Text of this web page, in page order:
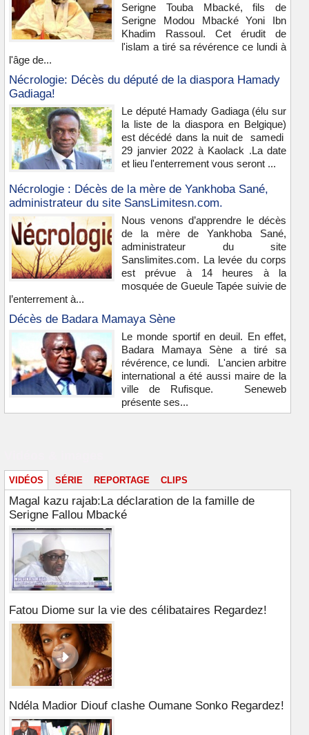
Serigne Touba Mbacké, fils de
Serigne Modou Mbacké Yoni Ibn
Khadim Rassoul. Cet érudit de
l'islam a tiré sa révérence ce lundi à
l'âge de...
Nécrologie: Décès du député de la diaspora Hamady
Gadiaga!
Le député Hamady Gadiaga (élu sur
la liste de la diaspora en Belgique)
est décédé dans la nuit de samedi
29 janvier 2022 à Kaolack .La date
et lieu l'enterrement vous seront ...
Nécrologie : Décès de la mère de Yankhoba Sané,
administrateur du site SansLimitesn.com.
Nous venons d’apprendre le décès
de la mère de Yankhoba Sané,
administrateur du site
Sanslimites.com. La levée du corps
est prévue à 14 heures à la
mosquée de Gueule Tapée suivie de
l’enterrement à...
Décès de Badara Mamaya Sène
Le monde sportif en deuil. En effet,
Badara Mamaya Sène a tiré sa
révérence, ce lundi. L'ancien arbitre
international a été aussi maire de la
ville de Rufisque. Seneweb
présente ses...
VIDÉOS SÉRIE REPORTAGE CLIPS
Magal kazu rajab:La déclaration de la famille de
Serigne Fallou Mbacké
Fatou Diome sur la vie des célibataires Regardez!
Ndéla Madior Diouf clashe Oumane Sonko Regardez!